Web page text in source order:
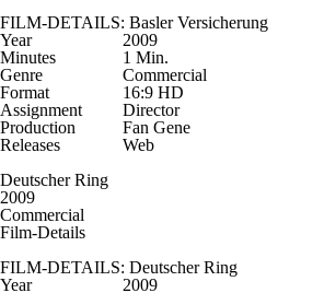
FILM-DETAILS: Basler Versicherung
Year
2009
Minutes
1 Min.
Genre
Commercial
Format
16:9 HD
Assignment
Director
Production
Fan Gene
Releases
Web
Deutscher Ring
2009
Commercial
Film-Details
FILM-DETAILS: Deutscher Ring
Year
2009